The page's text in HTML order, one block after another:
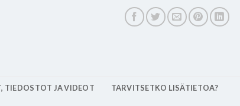
TIEDOSTOT JA VIDEOT TARVITSETKO LISÄTIETOA?